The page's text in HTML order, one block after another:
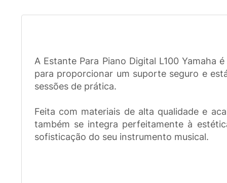
A Estante Para Piano Digital L100 Yamaha
para proporcionar um suporte seguro e
sessões de prática.
Feita com materiais de alta qualidade e
também se integra perfeitamente à
sofisticação do seu instrumento musical.